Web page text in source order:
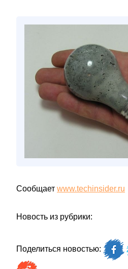
Сообщает www.techinsider.ru
Новость из рубрики:
Поделиться новостью: